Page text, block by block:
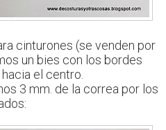
cinturones (se venden por
un bies con los bordes
el centro.
3 mm. de la correa por los